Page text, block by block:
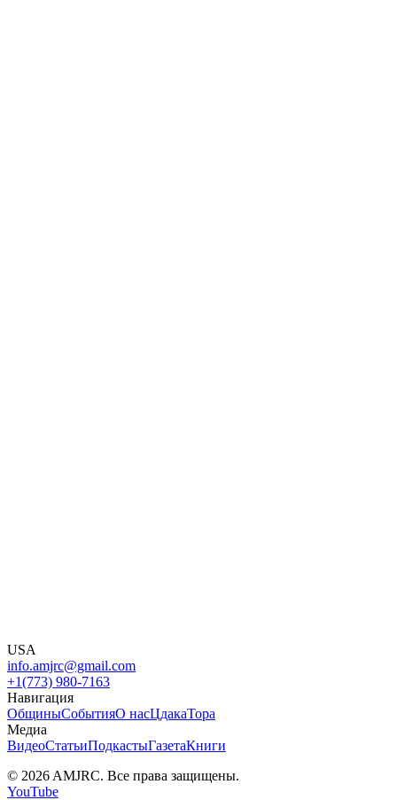
USA
info.amjrc@gmail.com
+1(773) 980-7163
Навигация
ОбщиныСобытияО насЦдакаТора
Медиа
ВидеоСтатьиПодкастыГазетаКниги
© 2026 AMJRC. Все права защищены.
YouTube